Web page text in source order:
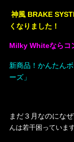
神風 BRAKE
くなりました！
Milky Whiteならコ
新商品！かんたん
ーズ」
まだ３月なのにな
んは若干困っています